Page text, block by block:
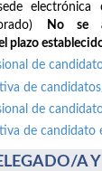
electrónica
No se
plazo
de
de
de
de candidato
A Y